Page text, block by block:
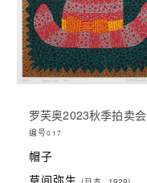
罗芙奥2023秋季拍卖会
编号017
帽子
草间弥生